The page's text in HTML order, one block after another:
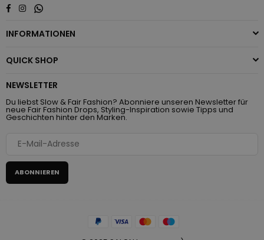
Facebook
InstagramWhatsapp
INFORMATIONEN
QUICK SHOP
NEWSLETTER
Du liebst Slow & Fair Fashion? Abonniere unseren Newsletter für
neue Fair Fashion Drops, Styling-Inspiration sowie Tipps und
Geschichten hinter den Marken.
ABONNIEREN